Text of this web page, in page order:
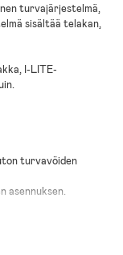
turvajärjestelmä,
sisältää telakan,
I-LITE-
turvavöiden
asennuksen.